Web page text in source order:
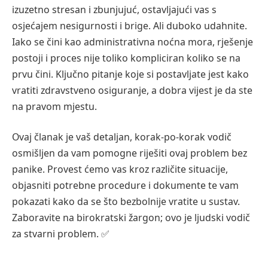
izuzetno stresan i zbunjujuć, ostavljajući vas s
osjećajem nesigurnosti i brige. Ali duboko udahnite.
Iako se čini kao administrativna noćna mora, rješenje
postoji i proces nije toliko kompliciran koliko se na
prvu čini. Ključno pitanje koje si postavljate jest kako
vratiti zdravstveno osiguranje, a dobra vijest je da ste
na pravom mjestu.
Ovaj članak je vaš detaljan, korak-po-korak vodič
osmišljen da vam pomogne riješiti ovaj problem bez
panike. Provest ćemo vas kroz različite situacije,
objasniti potrebne procedure i dokumente te vam
pokazati kako da se što bezbolnije vratite u sustav.
Zaboravite na birokratski žargon; ovo je ljudski vodič
za stvarni problem. ✅